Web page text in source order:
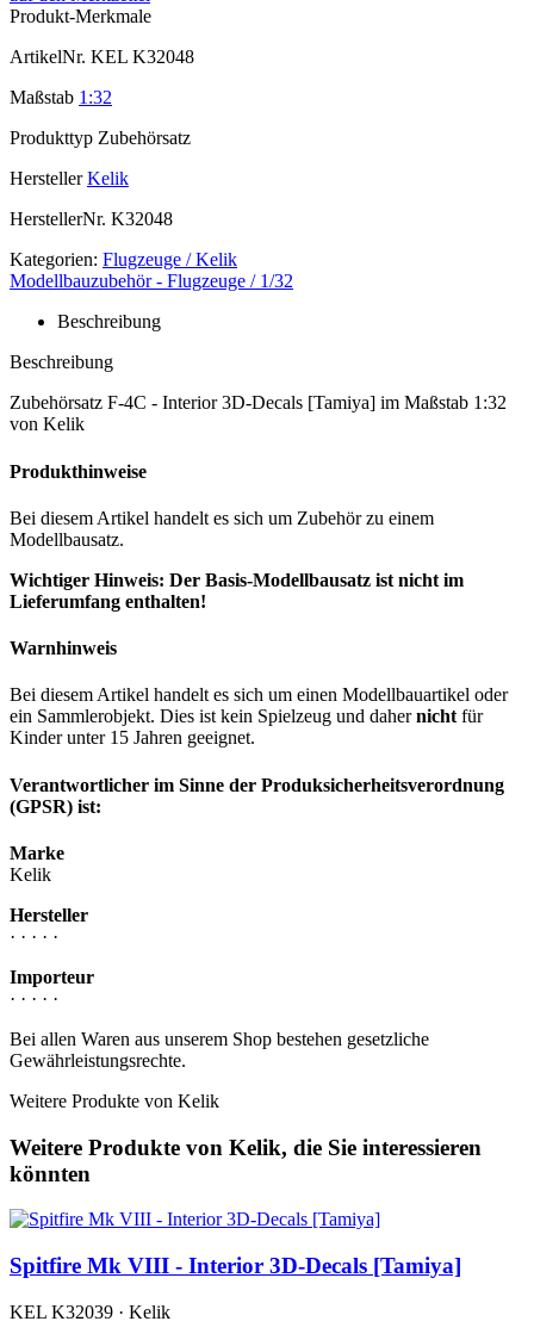
Produkt-Merkmale
ArtikelNr. KEL K32048
Maßstab 1:32
Produkttyp Zubehörsatz
Hersteller Kelik
HerstellerNr. K32048
Kategorien: Flugzeuge / Kelik
Modellbauzubehör - Flugzeuge / 1/32
Beschreibung
Beschreibung
Zubehörsatz F-4C - Interior 3D-Decals [Tamiya] im Maßstab 1:32
von Kelik
Produkthinweise
Bei diesem Artikel handelt es sich um Zubehör zu einem
Modellbausatz.
Wichtiger Hinweis: Der Basis-Modellbausatz ist nicht im
Lieferumfang enthalten!
Warnhinweis
Bei diesem Artikel handelt es sich um einen Modellbauartikel oder
ein Sammlerobjekt. Dies ist kein Spielzeug und dahernicht für
Kinder unter 15 Jahren geeignet.
Verantwortlicher im Sinne der Produksicherheitsverordnung
(GPSR) ist:
Marke
Kelik
Hersteller
· · · · ·
Importeur
· · · · ·
Bei allen Waren aus unserem Shop bestehen gesetzliche
Gewährleistungsrechte.
Weitere Produkte von Kelik
Weitere Produkte von Kelik, die Sie interessieren
könnten
Spitfire Mk VIII - Interior 3D-Decals [Tamiya]
KEL K32039 · Kelik